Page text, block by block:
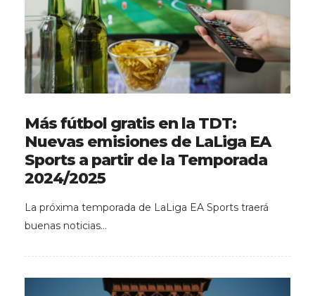
Más fútbol gratis en la TDT:
Nuevas emisiones de LaLiga EA
Sports a partir de la Temporada
2024/2025
La próxima temporada de LaLiga EA Sports traerá
buenas noticias…